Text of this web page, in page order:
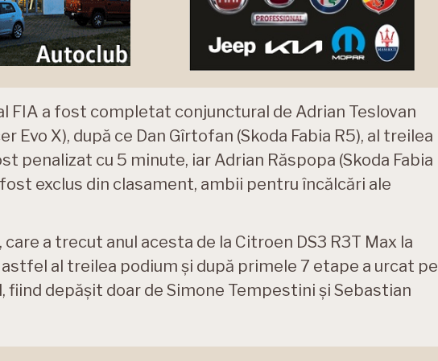
FIA a fost completat conjunctural de Adrian Teslovan
Evo X), după ce Dan Gîrtofan (Skoda Fabia R5), al treilea
penalizat cu 5 minute, iar Adrian Răspopa (Skoda Fabia
fost exclus din clasament, ambii pentru încălcări ale
care a trecut anul acesta de la Citroen DS3 R3T Max la
al treilea podium și după primele 7 etape a urcat pe
fiind depășit doar de Simone Tempestini și Sebastian